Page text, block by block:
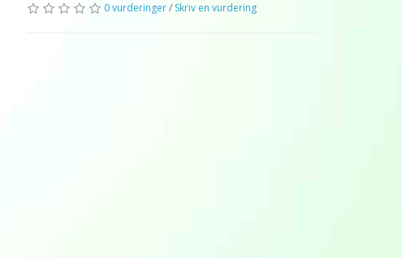
0 vurderinger/ Skriv en vurdering